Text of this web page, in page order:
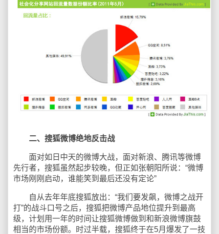
二、搜狐微博绝地反击战
面对如日中天的微博大战，面对新浪、腾讯等微博
先行者，搜狐虽然起步较晚，但正如张朝阳所说：“微博
市场刚刚启动，谁能笑到最后还没有定论”
自从去年年底搜狐放出：“我们要发飙，微博之战开
打”的战斗口号之后，搜狐把微博产品地位提升到最高
级，计划用一年的时间让搜狐微博做到和新浪微博旗鼓
相当的市场份额。时过半载，搜狐终于在5月爆发了一技